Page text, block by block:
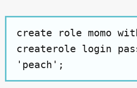
create role momo
createrole login
'peach';